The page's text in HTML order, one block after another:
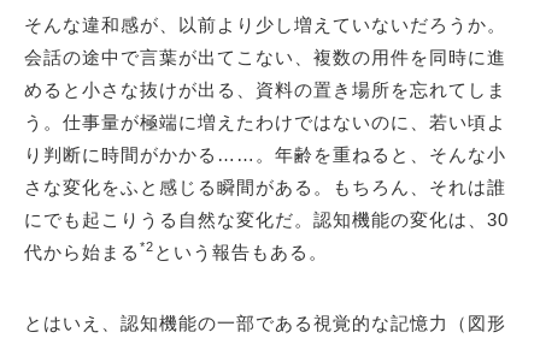
そんな違和感が、以前より少し増えていないだろうか。
会話の途中で言葉が出てこない、複数の用件を同時に進
めると小さな抜けが出る、資料の置き場所を忘れてしま
う。仕事量が極端に増えたわけではないのに、若い頃よ
り判断に時間がかかる……。年齢を重ねると、そんな小
さな変化をふと感じる瞬間がある。もちろん、それは誰
にでも起こりうる自然な変化だ。認知機能の変化は、30
代から始まる *2 という報告もある。
とはいえ、認知機能の一部である視覚的な記憶力（図形